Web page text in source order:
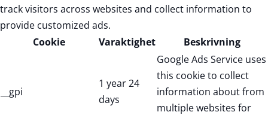
track visitors across websites and collect information to
provide customized ads.
Cookie
Varaktighet Beskrivning
__gpi
1 year 24
days
Google Ads Service uses
this cookie to collect
information about from
multiple websites for